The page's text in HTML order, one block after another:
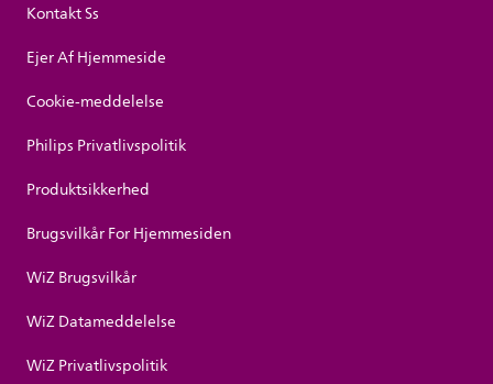
Kontakt Ss
Ejer Af Hjemmeside
Cookie-meddelelse
Philips Privatlivspolitik
Produktsikkerhed
Brugsvilkår For Hjemmesiden
WiZ Brugsvilkår
WiZ Datameddelelse
WiZ Privatlivspolitik